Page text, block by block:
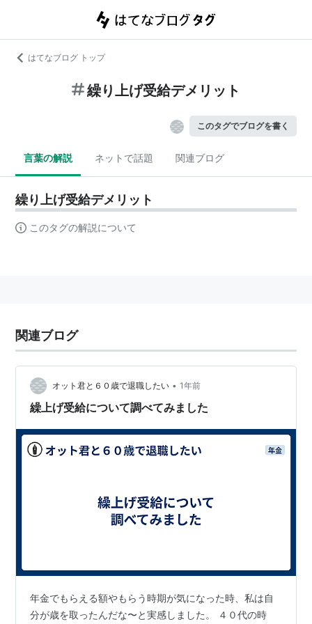
はてなブログ トップ
繰り上げ受給デメリット
このタグでブログを書く
言葉の解説 ネットで話題 関連ブログ
繰り上げ受給デメリット
このタグの解説について
関連ブログ
オット君と６０歳で退職したい • 1年前
繰上げ受給について調べてみました
年金でもらえる額やもらう時期が気になった時、私は自
分が歳を取ったんだな〜と実感しました。 ４０代の時